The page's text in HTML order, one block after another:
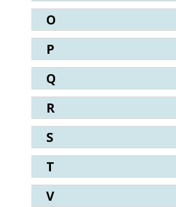
O
P
Q
R
S
T
V